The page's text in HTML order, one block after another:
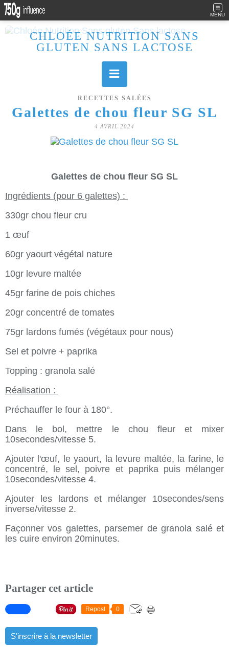
MENU
CHLOÉE NUTRITION SANS
GLUTEN SANS LACTOSE
RECETTES SALÉES
Galettes de chou fleur SG SL
4 AVRIL 2024
Galettes de chou fleur SG SL
Ingrédients (pour 6 galettes) :
330gr chou fleur cru
1 œuf
60gr yaourt végétal nature
10gr levure maltée
45gr farine de pois chiches
20gr concentré de tomates
75gr lardons fumés (végétaux pour nous)
Sel et poivre + paprika
Topping : granola salé
Réalisation :
Préchauffer le four à 180°.
Dans le bol, mettre le chou fleur et mixer
10secondes/vitesse 5.
Ajouter l'œuf, le yaourt, la levure maltée, la farine, le
concentré, le sel, poivre et paprika puis mélanger
10secondes/vitesse 4.
Ajouter les lardons et mélanger 10secondes/sens
inverse/vitesse 2.
Façonner vos galettes, parsemer de granola salé et
les cuire environ 20minutes.
Partager cet article
Repost 0
S'inscrire à la newsletter